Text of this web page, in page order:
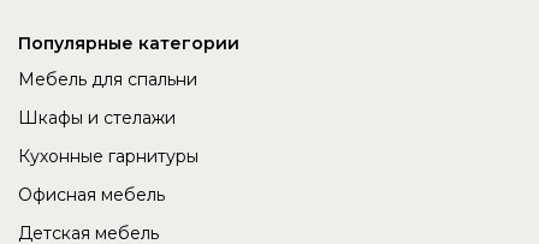
Популярные категории
Мебель для спальни
Шкафы и стелажи
Кухонные гарнитуры
Офисная мебель
Детская мебель